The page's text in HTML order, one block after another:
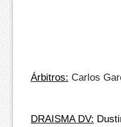
Árbitros: Carlos
DRAISMA DV: